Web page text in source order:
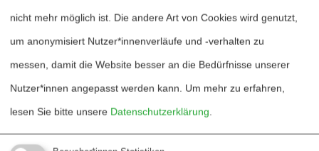
Bestellen
Fördern
nicht mehr möglich ist. Die andere Art von Cookies wird genutzt,
um anonymisiert Nutzer*innenverläufe und -verhalten zu
messen, damit die Website besser an die Bedürfnisse unserer
Nutzer*innen angepasst werden kann. Um mehr zu erfahren,
lesen Sie bitte unsere Datenschutzerklärung.